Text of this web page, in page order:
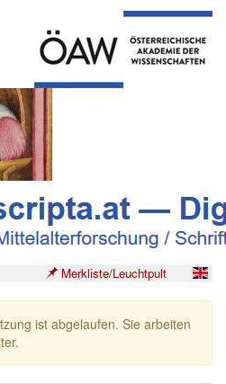
Merkliste/Leuchtpult
ist abgelaufen. Sie arbeiten